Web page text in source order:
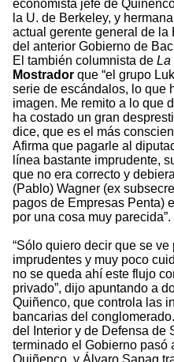
economista jefe de
la U. de Berkeley, y
actual gerente general de la
del anterior Gobierno de
El también columnista de La
Mostrador que “el grupo
serie de escándalos, lo que
imagen. Me remito a lo que
ha costado un gran
dice, que es el más
Afirma que pagarle al
línea bastante imprudente,
que no era correcto y
(Pablo) Wagner (ex
pagos de Empresas Penta)
por una cosa muy parecida”.
“Sólo quiero decir que se
imprudentes y muy poco
no se queda ahí este flujo
privado”, dijo apuntando a
Quiñenco, que controla las
bancarias del
del Interior y de Defensa de
terminado el Gobierno pasó